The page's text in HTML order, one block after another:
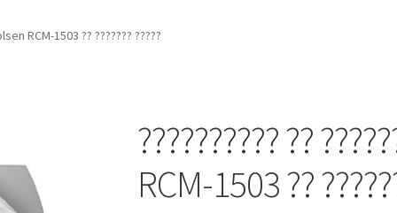
RCM-1503 ?? ??????? ?????
?????????? ??
RCM-1503 ??